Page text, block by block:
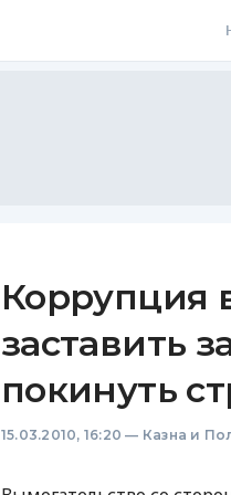
Коррупция
заставить
покинуть
15.03.2010, 16:20 — Казна и